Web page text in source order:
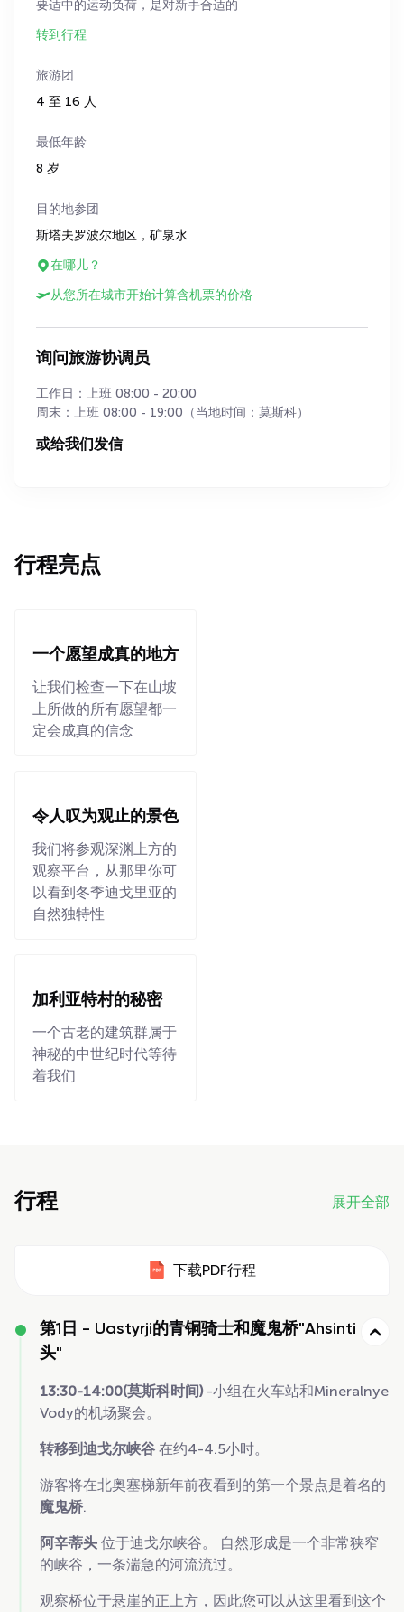
要适中的运动负荷，是对新手合适的
转到行程
旅游团
4 至 16 人
最低年龄
8 岁
目的地参团
斯塔夫罗波尔地区，矿泉水
在哪儿？
从您所在城市开始计算含机票的价格
询问旅游协调员
工作日：上班 08:00 - 20:00
周末：上班 08:00 - 19:00（当地时间：莫斯科）
或给我们发信
行程亮点
一个愿望成真的地方
让我们检查一下在山坡
上所做的所有愿望都一
定会成真的信念
令人叹为观止的景色
我们将参观深渊上方的
观察平台，从那里你可
以看到冬季迪戈里亚的
自然独特性
加利亚特村的秘密
一个古老的建筑群属于
神秘的中世纪时代等待
着我们
行程 展开全部
下载PDF行程
第1日 - Uastyrji的青铜骑士和魔鬼桥"Ahsinti
头"
13:30-14:00(莫斯科时间)-小组在火车站和Mineralnye
Vody的机场聚会。
转移到迪戈尔峡谷 在约4-4.5小时。
游客将在北奥塞梯新年前夜看到的第一个景点是着名的
魔鬼桥.
阿辛蒂头 位于迪戈尔峡谷。 自然形成是一个非常狭窄
的峡谷，一条湍急的河流流过。
观察桥位于悬崖的正上方，因此您可以从这里看到这个